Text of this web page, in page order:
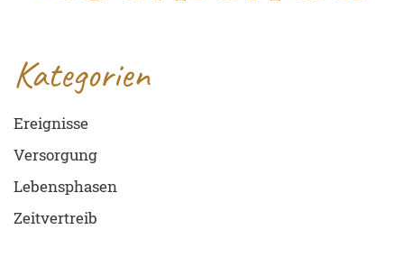
Kategorien
Ereignisse
Versorgung
Lebensphasen
Zeitvertreib